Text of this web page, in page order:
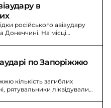
в
російського авіаудару
Донеччині. На місці
по Запоріжжю
кількість загиблих
рятувальники ліквідували